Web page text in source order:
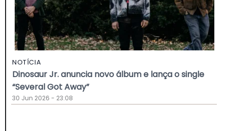
NOTÍCIA
Dinosaur Jr. anuncia novo álbum e lança o single
“Several Got Away”
30 Jun 2026 - 23:08